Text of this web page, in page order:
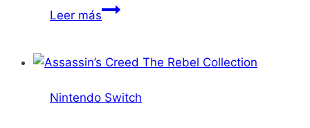
Leer másMotoGP
Nintendo Switch